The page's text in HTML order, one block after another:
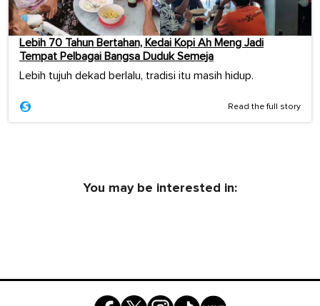
Lebih 70 Tahun Bertahan, Kedai Kopi Ah Meng Jadi
Tempat Pelbagai Bangsa Duduk Semeja
Lebih tujuh dekad berlalu, tradisi itu masih hidup.
Read the full story
You may be interested in: